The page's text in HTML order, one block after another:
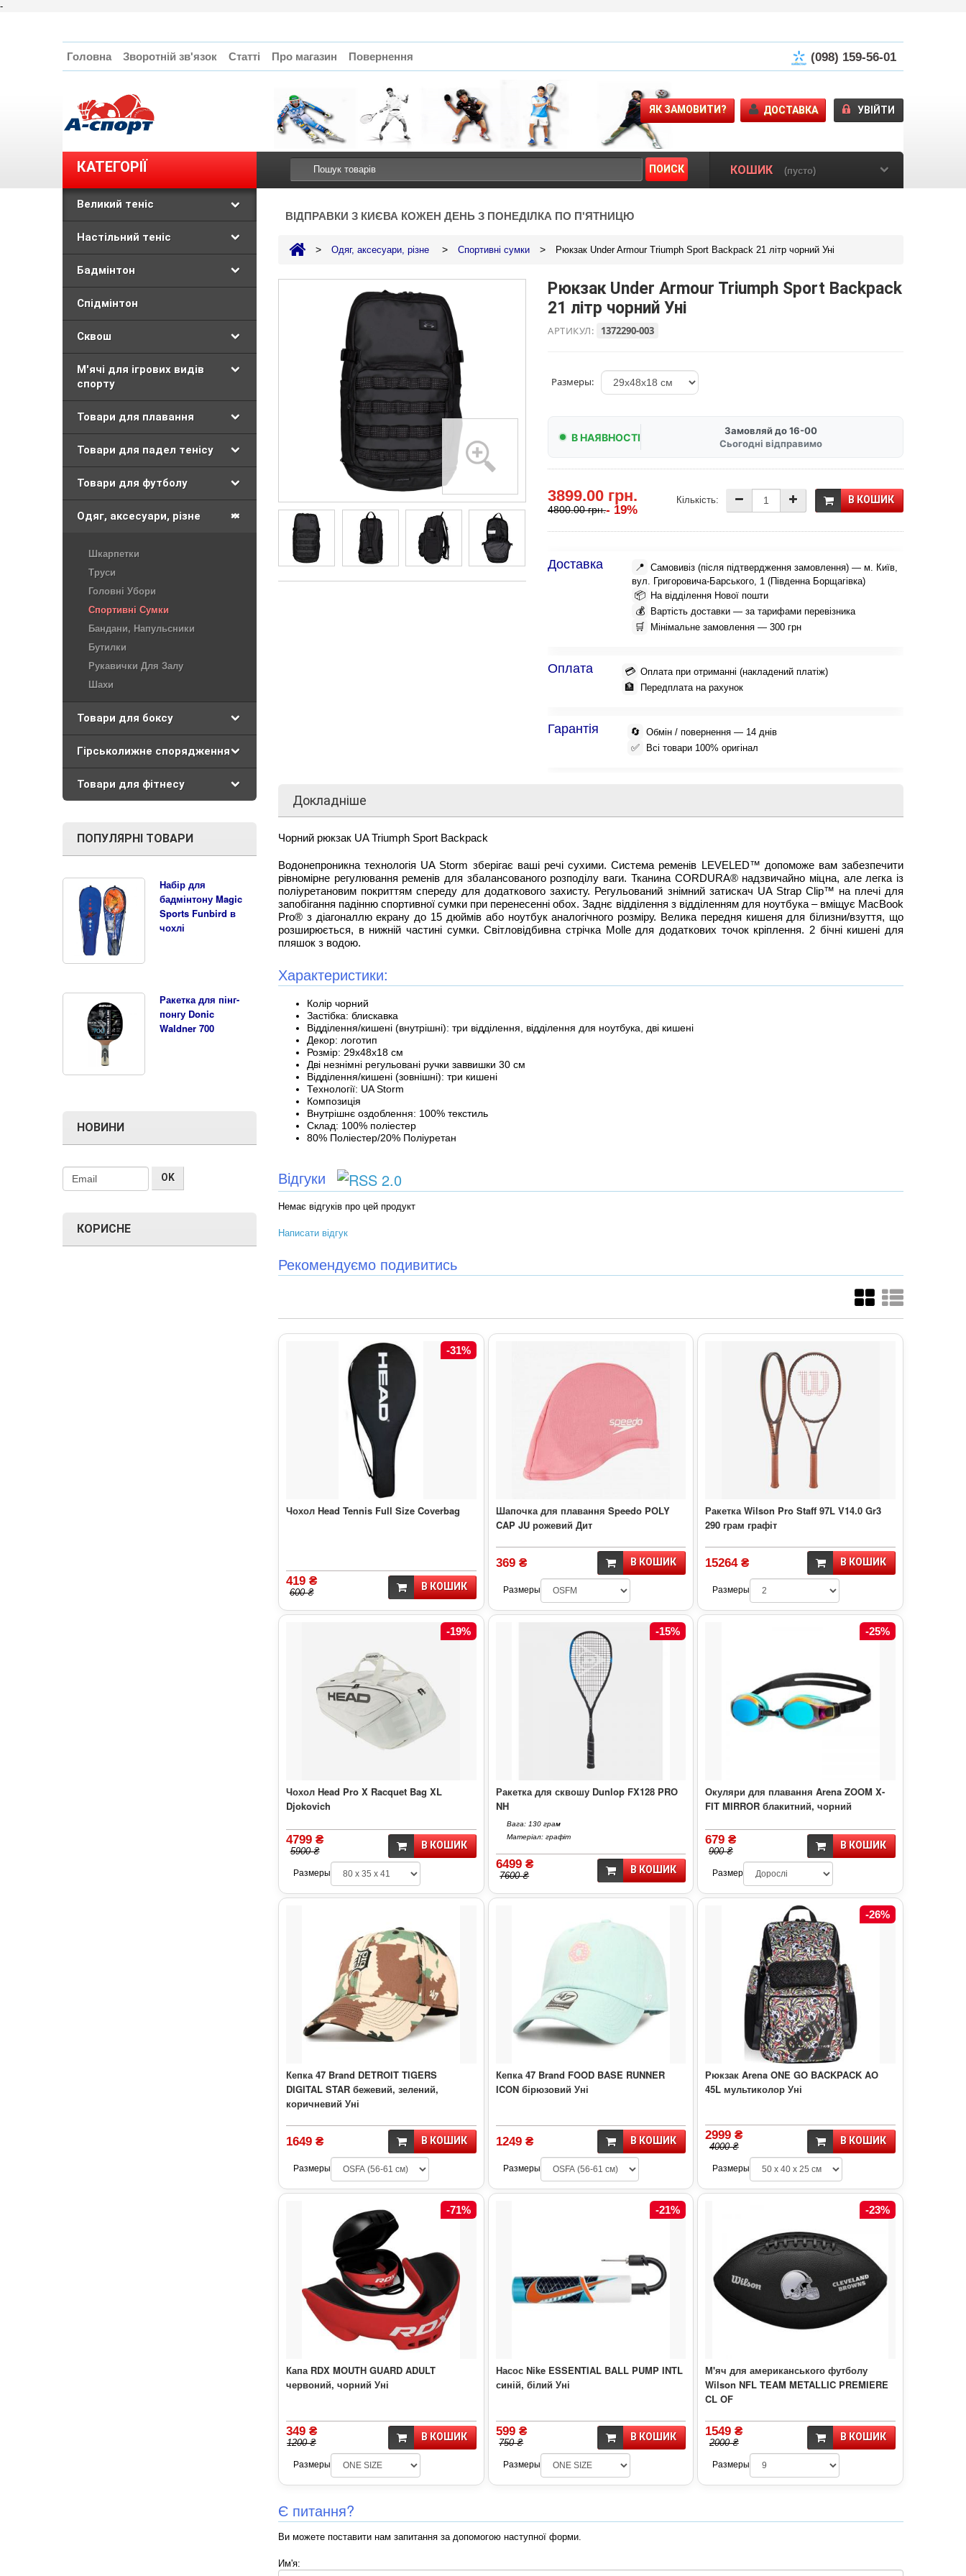
-
(098) 159-56-01
Головна Зворотній зв'язок Статті Про магазин Повернення
ПОИСК
УВІЙТИ
ЯК ЗАМОВИТИ? ДОСТАВКА
КОШИК (пусто)
КАТЕГОРІЇ
Великий теніс
Настільний теніс
Бадмінтон
Спідмінтон
Сквош
М'ячі для ігрових видів
спорту
Товари для плавання
Товари для падел тенісу
Товари для футболу
Одяг, аксесуари, різне
Шкарпетки
Труси
Головні Убори
Спортивні Сумки
Бандани, Напульсники
Бутилки
Рукавички Для Залу
Шахи
Товари для боксу
Гірськолижне спорядження
Товари для фітнесу
ПОПУЛЯРНІ ТОВАРИ
Набір для
бадмінтону Magic
Sports Funbird в
чохлі
Ракетка для пінг-
понгу Donic
Waldner 700
НОВИНИ
КОРИСНЕ
ВІДПРАВКИ З КИЄВА КОЖЕН ДЕНЬ З ПОНЕДІЛКА ПО П'ЯТНИЦЮ
> Одяг, аксесуари, різне > Спортивні сумки > Рюкзак Under Armour Triumph Sport Backpack 21 літр чорний Уні
Рюкзак Under Armour Triumph Sport Backpack
21 літр чорний Уні
АРТИКУЛ: 1372290-003
Размеры:
Замовляй до 16-00
Сьогодні відправимо
В НАЯВНОСТІ
3899.00 грн.
- 19%
4800.00 грн.
В КОШИК
Кількість:
Доставка 📍 Самовивіз (після підтвердження замовлення) — м. Київ,
вул. Григоровича-Барського, 1 (Південна Борщагівка)
📦 На відділення Нової пошти
💰 Вартість доставки — за тарифами перевізника
🛒 Мінімальне замовлення — 300 грн
Оплата 💳 Оплата при отриманні (накладений платіж)
🏦 Передплата на рахунок
Гарантія 🔄 Обмін / повернення — 14 днів
✅ Всі товари 100% оригінал
Докладніше
Чорний рюкзак UA Triumph Sport Backpack
Водонепроникна технологія UA Storm зберігає ваші речі сухими. Система ременів LEVELED™ допоможе вам забезпечити
рівномірне регулювання ременів для збалансованого розподілу ваги. Тканина CORDURA® надзвичайно міцна, але легка із
поліуретановим покриттям спереду для додаткового захисту. Регульований знімний затискач UA Strap Clip™ на плечі для
запобігання падінню спортивної сумки при перенесенні обох. Заднє відділення з відділенням для ноутбука – вміщує MacBook
Pro® з діагоналлю екрану до 15 дюймів або ноутбук аналогічного розміру. Велика передня кишеня для білизни/взуття, що
розширюється, в нижній частині сумки. Світловідбивна стрічка Molle для додаткових точок кріплення. 2 бічні кишені для
пляшок з водою.
Характеристики:
Колір чорний
Застібка: блискавка
Відділення/кишені (внутрішні): три відділення, відділення для ноутбука, дві кишені
Декор: логотип
Розмір: 29х48х18 см
Дві незнімні регульовані ручки заввишки 30 см
Відділення/кишені (зовнішні): три кишені
Технології: UA Storm
Композиція
Внутрішнє оздоблення: 100% текстиль
Склад: 100% поліестер
80% Поліестер/20% Поліуретан
Відгуки
Немає відгуків про цей продукт
Написати відгук
Рекомендуємо подивитись
-31%
Чохол Head Tennis Full Size Coverbag
419 ₴
600 ₴
В КОШИК
Шапочка для плавання Speedo POLY
CAP JU рожевий Дит
369 ₴ В КОШИК
Размеры
Ракетка Wilson Pro Staff 97L V14.0 Gr3
290 грам графіт
15264 ₴ В КОШИК
Размеры
-19%
Чохол Head Pro X Racquet Bag XL
Djokovich
4799 ₴
5900 ₴
В КОШИК
Размеры
-15%
Ракетка для сквошу Dunlop FX128 PRO
NH
Вага: 130 грам
Матеріал: графіт
6499 ₴
7600 ₴
В КОШИК
-25%
Окуляри для плавання Arena ZOOM X-
FIT MIRROR блакитний, чорний
679 ₴
900 ₴
В КОШИК
Размер
Кепка 47 Brand DETROIT TIGERS
DIGITAL STAR бежевий, зелений,
коричневий Уні
1649 ₴ В КОШИК
Размеры
Кепка 47 Brand FOOD BASE RUNNER
ICON бірюзовий Уні
1249 ₴ В КОШИК
Размеры
-26%
Рюкзак Arena ONE GO BACKPACK AO
45L мультиколор Уні
2999 ₴
4000 ₴
В КОШИК
Размеры
-71%
Капа RDX MOUTH GUARD ADULT
червоний, чорний Уні
349 ₴
1200 ₴
В КОШИК
Размеры
-21%
Насос Nike ESSENTIAL BALL PUMP INTL
синій, білий Уні
599 ₴
750 ₴
В КОШИК
Размеры
-23%
М'яч для американського футболу
Wilson NFL TEAM METALLIC PREMIERE
CL OF
1549 ₴
2000 ₴
В КОШИК
Размеры
Є питання?
Ви можете поставити нам запитання за допомогою наступної форми.
Им'я: